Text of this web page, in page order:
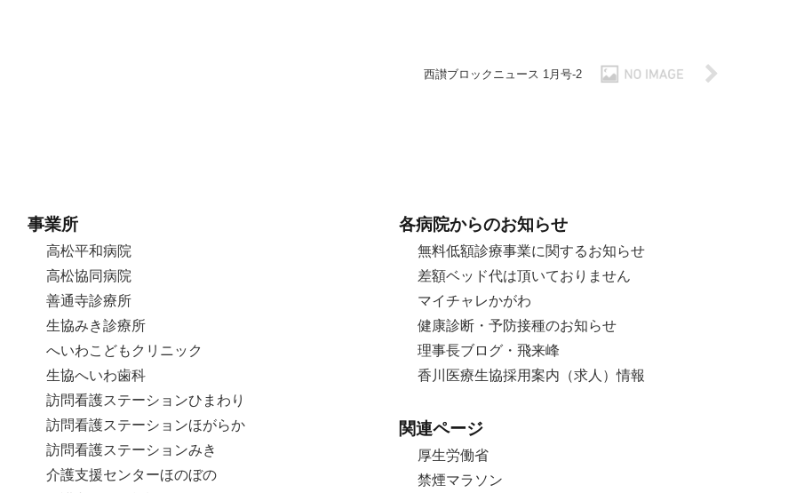
西讃ブロックニュース 1月号-2
事業所
高松平和病院
高松協同病院
善通寺診療所
生協みき診療所
へいわこどもクリニック
生協へいわ歯科
訪問看護ステーションひまわり
訪問看護ステーションほがらか
訪問看護ステーションみき
介護支援センターほのぼの
各病院からのお知らせ
無料低額診療事業に関するお知らせ
差額ベッド代は頂いておりません
マイチャレかがわ
健康診断・予防接種のお知らせ
理事長ブログ・飛来峰
香川医療生協採用案内（求人）情報
関連ページ
厚生労働省
禁煙マラソン